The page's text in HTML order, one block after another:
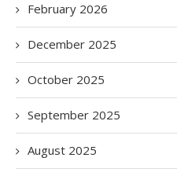
February 2026
December 2025
October 2025
September 2025
August 2025